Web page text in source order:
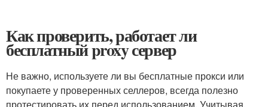
Как проверить, работает ли
бесплатный proxy сервер
Не важно, используете ли вы бесплатные прокси или
покупаете у проверенных селлеров, всегда полезно